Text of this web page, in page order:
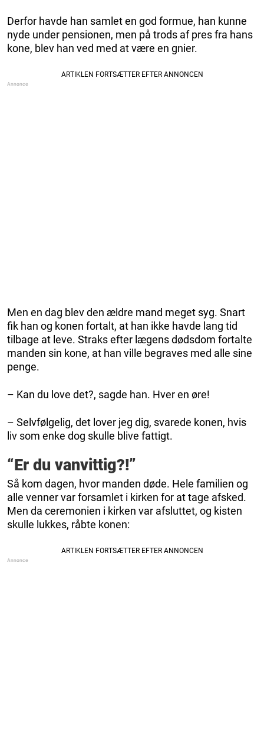
Derfor havde han samlet en god formue, han kunne
nyde under pensionen, men på trods af pres fra hans
kone, blev han ved med at være en gnier.
Men en dag blev den ældre mand meget syg. Snart
fik han og konen fortalt, at han ikke havde lang tid
tilbage at leve. Straks efter lægens dødsdom fortalte
manden sin kone, at han ville begraves med alle sine
penge.
– Kan du love det?, sagde han. Hver en øre!
– Selvfølgelig, det lover jeg dig, svarede konen, hvis
liv som enke dog skulle blive fattigt.
“Er du vanvittig?!”
Så kom dagen, hvor manden døde. Hele familien og
alle venner var forsamlet i kirken for at tage afsked.
Men da ceremonien i kirken var afsluttet, og kisten
skulle lukkes, råbte konen: